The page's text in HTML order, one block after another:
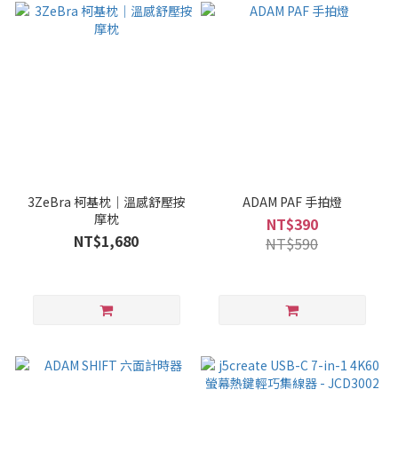
3ZeBra 柯基枕｜溫感舒壓按
摩枕
NT$1,680
ADAM PAF 手拍燈
NT$390
NT$590